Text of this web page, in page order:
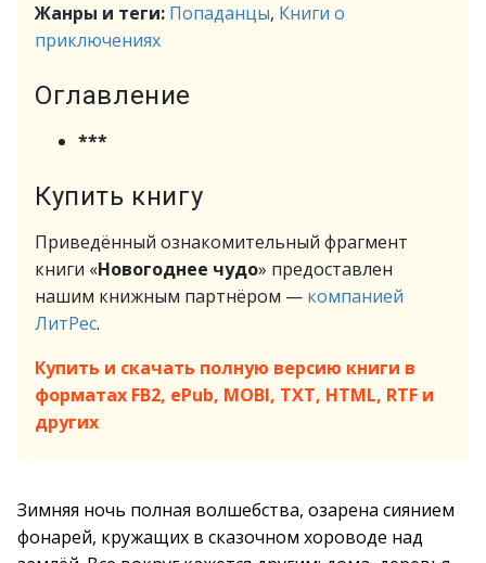
Жанры и теги: Попаданцы, Книги о
приключениях
Оглавление
***
Купить книгу
Приведённый ознакомительный фрагмент
книги «Новогоднее чудо» предоставлен
нашим книжным партнёром — компанией
ЛитРес.
Купить и скачать полную версию книги в
форматах FB2, ePub, MOBI, TXT, HTML, RTF и
других
Зимняя ночь полная волшебства, озарена сиянием
фонарей, кружащих в сказочном хороводе над